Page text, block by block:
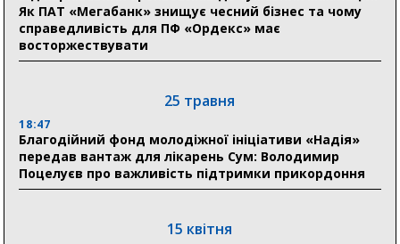
31 липня
21:01
До 19 400 гривень на паливо: Пенсійний фонд
Сумщини пояснив, як отримати допомогу на зиму
«Укрексімбанк» припиняє виплату пенсій: у
Пенсійному фонді Сумщини пояснили, що робити
людям
11:00
Як ПАТ «Мегабанк» знищує чесний бізнес та чому
справедливість для ПФ «Ордекс» має
восторжествувати
25 травня
18:47
Благодійний фонд молодіжної ініціативи «Надія»
передав вантаж для лікарень Сум: Володимир
Поцелуєв про важливість підтримки прикордоння
15 квітня